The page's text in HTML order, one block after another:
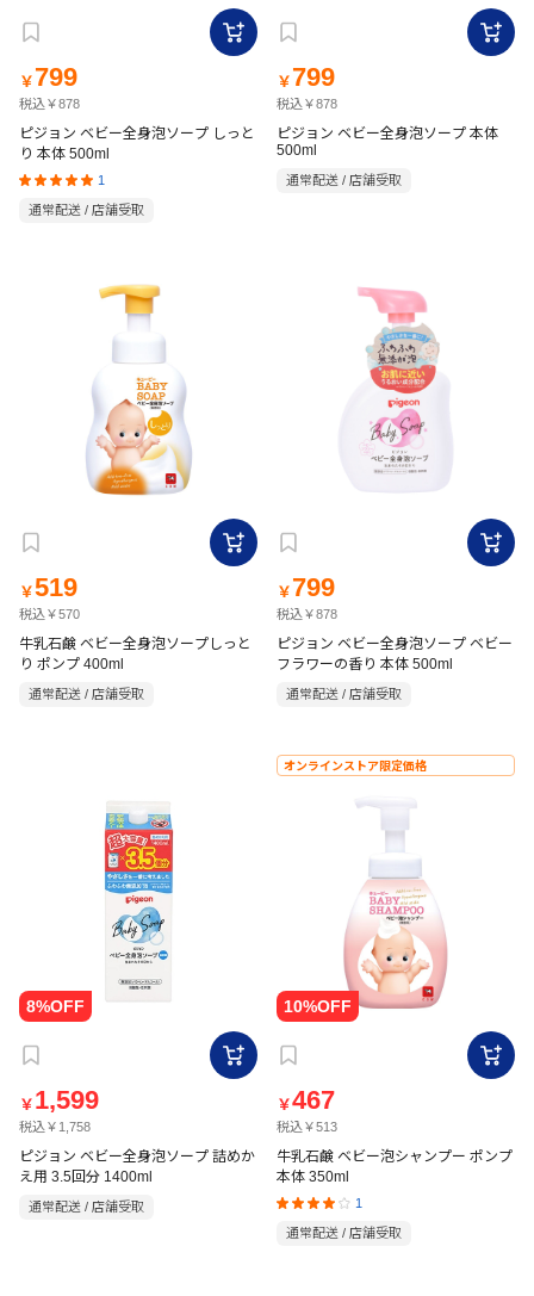
￥ 799
税込￥878
ピジョン ベビー全身泡ソープ しっと
り 本体 500ml
1
通常配送 / 店舗受取
￥ 799
税込￥878
ピジョン ベビー全身泡ソープ 本体
500ml
通常配送 / 店舗受取
￥519
税込￥570
牛乳石鹸 ベビー全身泡ソープしっと
り ポンプ 400ml
通常配送 / 店舗受取
￥ 799
税込￥878
ピジョン ベビー全身泡ソープ ベビー
フラワーの香り 本体 500ml
通常配送 / 店舗受取
￥ 1,599
税込￥1,758
ピジョン ベビー全身泡ソープ 詰めか
え用 3.5回分 1400ml
通常配送 / 店舗受取
オンラインストア限定価格
￥467
税込￥513
牛乳石鹸 ベビー泡シャンプー ポンプ
本体 350ml
1
通常配送 / 店舗受取